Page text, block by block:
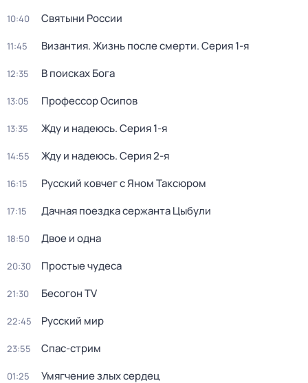
10:40 Святыни России
11:45 Византия. Жизнь после смерти. Серия 1-я
12:35 В поисках Бога
13:05 Профессор Осипов
13:35 Жду и нaдeюсь. Серия 1-я
14:55 Жду и нaдeюсь. Серия 2-я
16:15 Русский ковчег с Яном Таксюром
17:15 Дачная поездка сержанта Цыбули
18:50 Двое и одна
20:30 Простые чудеса
21:30 Бесогон TV
22:45 Русский мир
23:55 Спас-стрим
01:25 Умягчение злых сердец